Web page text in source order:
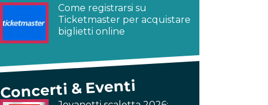
Come registrarsi su
Ticketmaster per acquistare
biglietti online
Concerti & Eventi